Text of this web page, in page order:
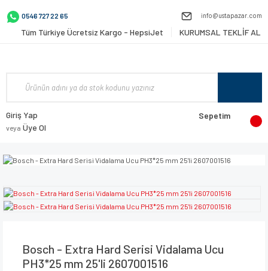
0546 727 22 65 info@ustapazar.com
Tüm Türkiye Ücretsiz Kargo - HepsiJet KURUMSAL TEKLİF AL
Giriş Yap
veya Üye Ol
Sepetim
Bosch - Extra Hard Serisi Vidalama Ucu
PH3*25 mm 25'li 2607001516